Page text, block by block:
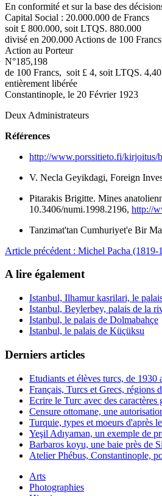
En conformité et sur la base des
Capital Social : 20.000.000 de Francs
soit £ 800.000, soit LTQS. 880.000
divisé en 200.000 Actions de 100
Action au Porteur
N°185,198
de 100 Francs, soit £ 4, soit LTQS. 4,40
entièrement libérée
Constantinople, le 20 Février 1923
Deux Administrateurs
Références
http://www.porssitieto.fi/kirjoitus/
V. Necla Geyikdagi, Foreign
Pitarakis Brigitte. Mines
10.3406/numi.1998.2196, http://
Tanzimat'tan Cumhuriyet'e Bir
Article précédent : Michel Pacha (1819-
A lire également
Istanbul, Ilhamur kasrilari, le
Istanbul, Beylerbey, palais de la
Istanbul, le palais de Dolmabahçe
Istanbul, le palais de Küçüksu
Derniers articles
Etudiants et élèves turcs, de 1930
Français, Turcs et Grecs, régions
Ecrire le Turc avec des
Censure ottomane, une
Turquie, types et moeurs d'après
Yeşil Adıyaman, un exemple de
Barbaros koyu, une baie près de
Atelier Phébus, Constantinople,
Arts
Photographies